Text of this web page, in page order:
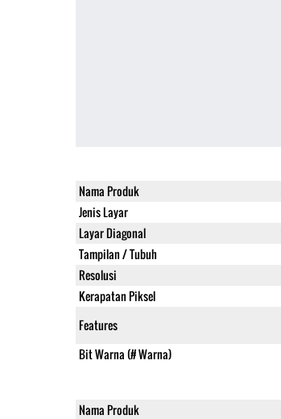
Nama Produk
Jenis Layar
Layar Diagonal
Tampilan / Tubuh
Resolusi
Kerapatan Piksel
Features
Bit Warna (# Warna)
Nama Produk